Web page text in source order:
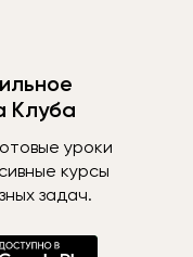
Клуба
уроки
курсы
задач.